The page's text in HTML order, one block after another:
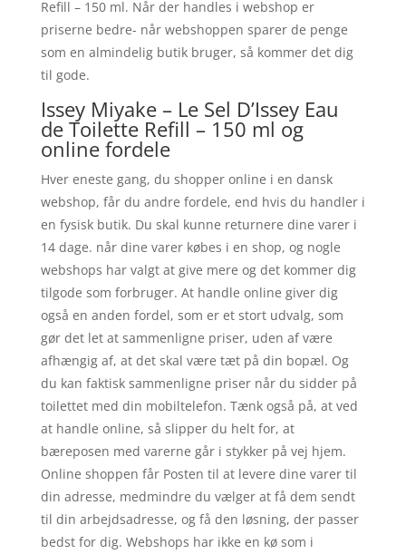
Refill – 150 ml. Når der handles i webshop er
priserne bedre- når webshoppen sparer de penge
som en almindelig butik bruger, så kommer det dig
til gode.
Issey Miyake – Le Sel D’Issey Eau
de Toilette Refill – 150 ml og
online fordele
Hver eneste gang, du shopper online i en dansk
webshop, får du andre fordele, end hvis du handler i
en fysisk butik. Du skal kunne returnere dine varer i
14 dage. når dine varer købes i en shop, og nogle
webshops har valgt at give mere og det kommer dig
tilgode som forbruger. At handle online giver dig
også en anden fordel, som er et stort udvalg, som
gør det let at sammenligne priser, uden af være
afhængig af, at det skal være tæt på din bopæl. Og
du kan faktisk sammenligne priser når du sidder på
toilettet med din mobiltelefon. Tænk også på, at ved
at handle online, så slipper du helt for, at
bæreposen med varerne går i stykker på vej hjem.
Online shoppen får Posten til at levere dine varer til
din adresse, medmindre du vælger at få dem sendt
til din arbejdsadresse, og få den løsning, der passer
bedst for dig. Webshops har ikke en kø som i